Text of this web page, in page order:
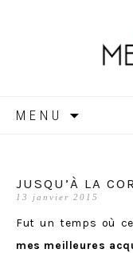
MENU
JUSQU’À LA
13 janvier 2015
Fut un temps où
mes meilleures